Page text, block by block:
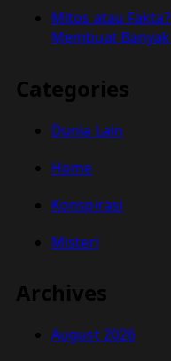
Mitos atau
Membuat
Categories
Dunia Lain
Home
Konspirasi
Misteri
Archives
August 2026